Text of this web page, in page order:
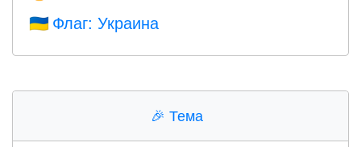
🇺🇦 Флаг: Украина
🎉 Тема